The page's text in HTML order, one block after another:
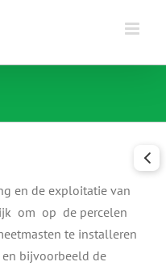
en de exploitatie van
om op de percelen
te installeren
bijvoorbeeld de